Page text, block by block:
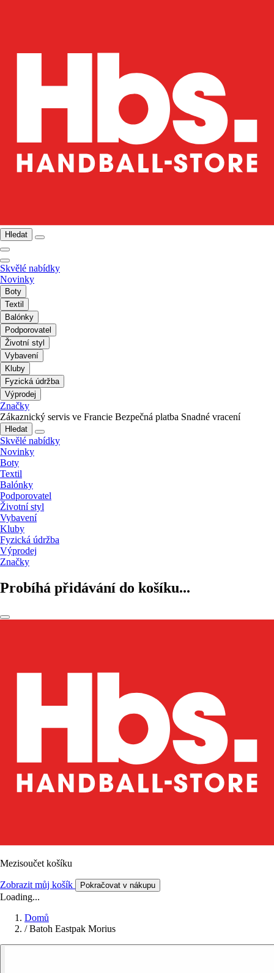
Hledat
Skvělé nabídky
Novinky
Boty
Textil
Balónky
Podporovatel
Životní styl
Vybavení
Kluby
Fyzická údržba
Výprodej
Značky
Zákaznický servis ve Francie Bezpečná platba Snadné vracení
Hledat
Skvělé nabídky
Novinky
Boty
Textil
Balónky
Podporovatel
Životní styl
Vybavení
Kluby
Fyzická údržba
Výprodej
Značky
Probíhá přidávání do košíku...
Mezisoučet košíku
Zobrazit můj košík Pokračovat v nákupu
Loading...
Domů
/ Batoh Eastpak Morius